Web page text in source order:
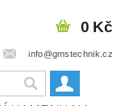
info@gmstechnik.cz
0 Kč